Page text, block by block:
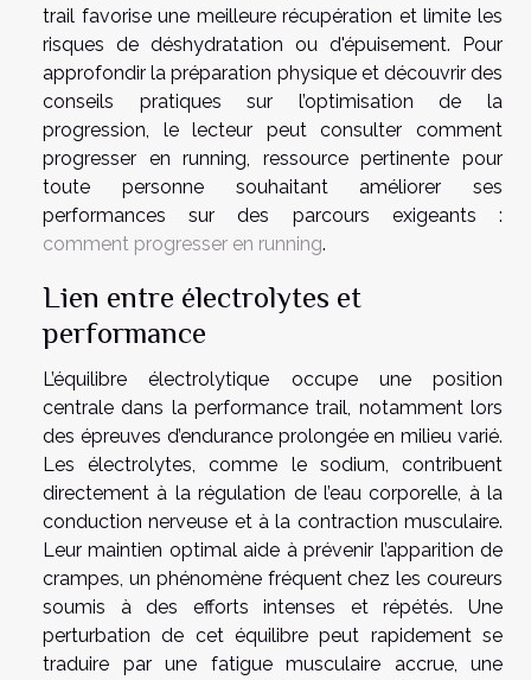
trail favorise une meilleure récupération et limite les
risques de déshydratation ou d'épuisement. Pour
approfondir la préparation physique et découvrir des
conseils pratiques sur l’optimisation de la
progression, le lecteur peut consulter comment
progresser en running, ressource pertinente pour
toute personne souhaitant améliorer ses
performances sur des parcours exigeants :
comment progresser en running.
Lien entre électrolytes et
performance
L’équilibre électrolytique occupe une position
centrale dans la performance trail, notamment lors
des épreuves d’endurance prolongée en milieu varié.
Les électrolytes, comme le sodium, contribuent
directement à la régulation de l’eau corporelle, à la
conduction nerveuse et à la contraction musculaire.
Leur maintien optimal aide à prévenir l’apparition de
crampes, un phénomène fréquent chez les coureurs
soumis à des efforts intenses et répétés. Une
perturbation de cet équilibre peut rapidement se
traduire par une fatigue musculaire accrue, une